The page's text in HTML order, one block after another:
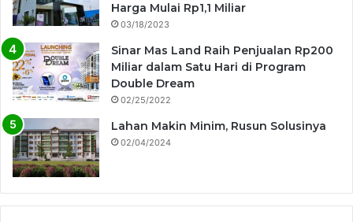
Harga Mulai Rp1,1 Miliar
03/18/2023
Sinar Mas Land Raih Penjualan Rp200
Miliar dalam Satu Hari di Program
Double Dream
02/25/2022
Lahan Makin Minim, Rusun Solusinya
02/04/2024